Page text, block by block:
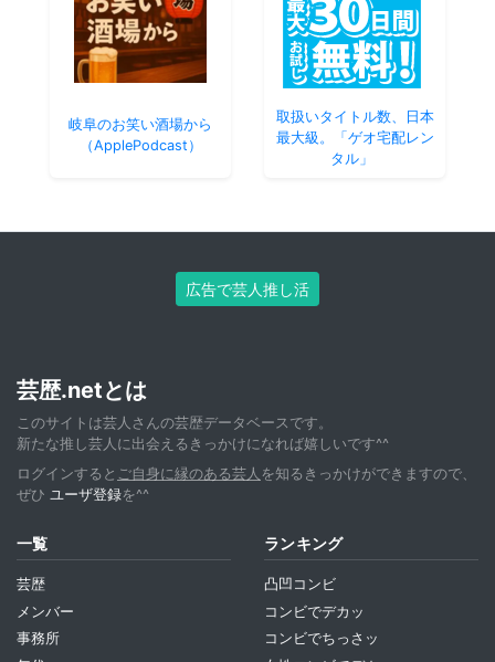
岐阜のお笑い酒場から
（ApplePodcast）
取扱いタイトル数、日本
最大級。「ゲオ宅配レン
タル」
広告で芸人推し活
芸歴.netとは
このサイトは芸人さんの芸歴データベースです。
新たな推し芸人に出会えるきっかけになれば嬉しいです^^
ログインすると ご自身に縁のある芸人 を知るきっかけができますので、
ぜひ ユーザ登録を^^
一覧
芸歴
メンバー
事務所
ランキング
凸凹コンビ
コンビでデカッ
コンビでちっさッ